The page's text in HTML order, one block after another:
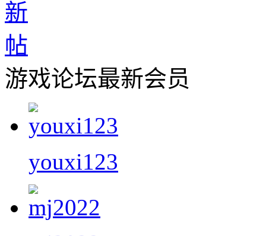
游戏论坛最新会员
youxi123